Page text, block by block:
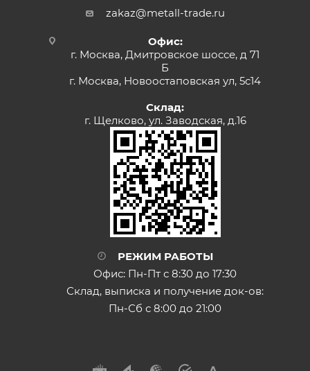
zakaz@metall-trade.ru
Офис:
г. Москва, Дмитровское шоссе, д 71
Б
г. Москва, Новоостаповская ул, 5с14
Склад:
г. Щелково, ул. Заводская, д.16
РЕЖИМ РАБОТЫ
Офис: Пн-Пт с 8:30 до 17:30
Склад, выписка и получение док-ов:
Пн-Сб с 8:00 до 21:00